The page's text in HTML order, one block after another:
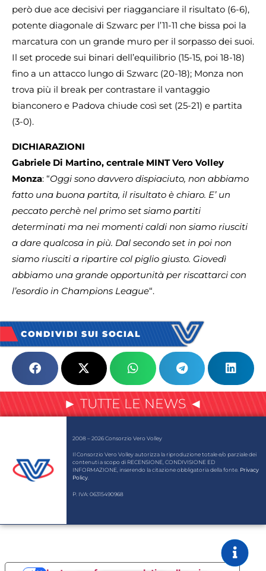
però due ace decisivi per riagganciare il risultato (6-6),
potente diagonale di Szwarc per l’11-11 che bissa poi la
marcatura con un grande muro per il sorpasso dei suoi.
Il set procede sui binari dell’equilibrio (15-15, poi 18-18)
fino a un attacco lungo di Szwarc (20-18); Monza non
trova più il break per contrastare il vantaggio
bianconero e Padova chiude così set (25-21) e partita
(3-0).
DICHIARAZIONI
Gabriele Di Martino, centrale MINT Vero Volley
Monza: “Oggi sono davvero dispiaciuto, non abbiamo
fatto una buona partita, il risultato è chiaro. E’ un
peccato perchè nel primo set siamo partiti
determinati ma nei momenti caldi non siamo riusciti
a dare qualcosa in più. Dal secondo set in poi non
siamo riusciti a ripartire col piglio giusto. Giovedì
abbiamo una grande opportunità per riscattarci con
l’esordio in Champions League“.
CONDIVIDI SUI SOCIAL
► TUTTE LE NEWS ◄
2008 – 2026 Consorzio Vero Volley
Il Consorzio Vero Volley autorizza la riproduzione totale e/o parziale dei
contenuti a scopo di RECENSIONE, CONDIVISIONE ED
INFORMAZIONE, inserendo la citazione obbligatoria della fonte. Privacy
Policy.
P. IVA: 06315490968